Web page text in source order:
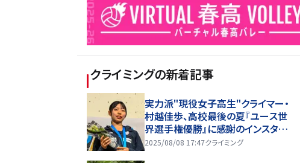
クライミングの新着記事
実力派"現役女子高生"クライマー・
村越佳歩、高校最後の夏『ユース世
界選手権優勝』に感謝のインスタ報
告！
2025/08/08 17:47クライミング